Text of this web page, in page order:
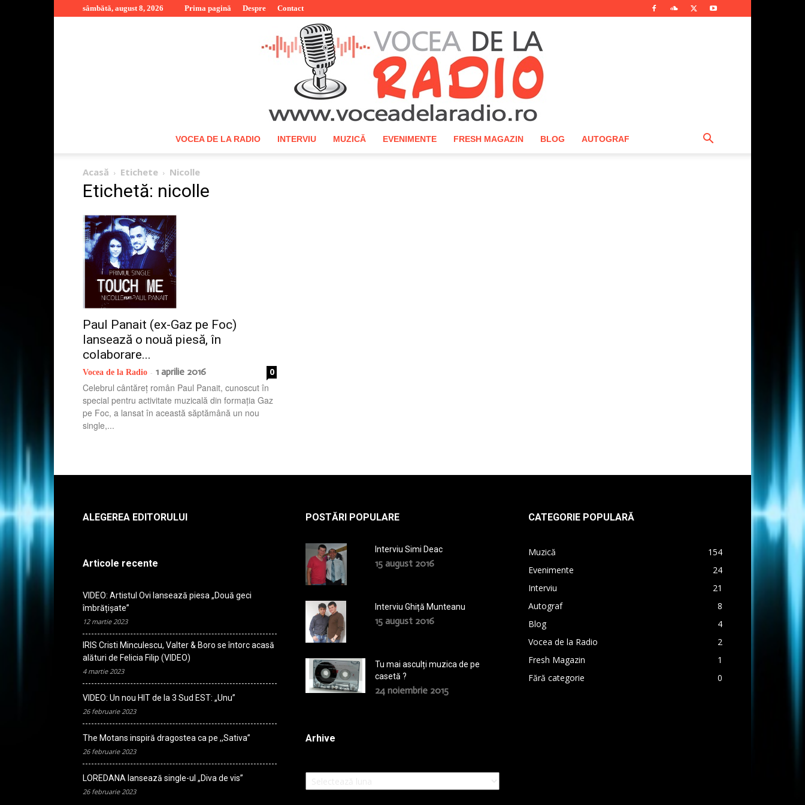
sâmbătă, august 8, 2026 Prima pagină Despre Contact
VOCEA DE LA RADIO INTERVIU MUZICĂ EVENIMENTE FRESH MAGAZIN BLOG AUTOGRAF
Acasă Etichete Nicolle
Etichetă: nicolle
Paul Panait (ex-Gaz pe Foc)
lansează o nouă piesă, în
colaborare...
Vocea de la Radio - 1 aprilie 2016 0
Celebrul cântăreț român Paul Panait, cunoscut în
special pentru activitate muzicală din formația Gaz
pe Foc, a lansat în această săptămână un nou
single,...
ALEGEREA EDITORULUI
Articole recente
VIDEO: Artistul Ovi lansează piesa „Două geci
îmbrățișate”
12 martie 2023
IRIS Cristi Minculescu, Valter & Boro se întorc acasă
alături de Felicia Filip (VIDEO)
4 martie 2023
VIDEO: Un nou HIT de la 3 Sud EST: „Unu”
26 februarie 2023
The Motans inspiră dragostea ca pe ,,Sativa”
26 februarie 2023
LOREDANA lansează single-ul „Diva de vis”
26 februarie 2023
POSTĂRI POPULARE
Interviu Simi Deac
15 august 2016
Interviu Ghiță Munteanu
15 august 2016
Tu mai asculți muzica de pe
casetă ?
24 noiembrie 2015
Arhive
Arhive
CATEGORIE POPULARĂ
Muzică
154
Evenimente
24
Interviu
21
Autograf
8
Blog
4
Vocea de la Radio
2
Fresh Magazin
1
Fără categorie
0